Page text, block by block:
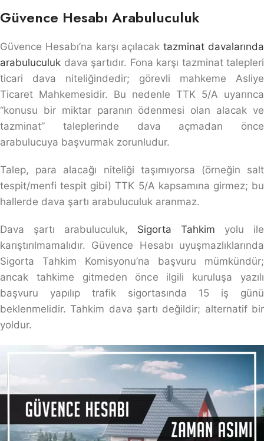
Güvence Hesabı Arabuluculuk
Güvence Hesabı’na karşı açılacaktazminat davalarında
arabuluculuk dava şartıdır. Fona karşı tazminat talepleri
ticari dava niteliğindedir; görevli mahkeme Asliye
Ticaret Mahkemesidir. Bu nedenle TTK 5/A uyarınca
“konusu bir miktar paranın ödenmesi olan alacak ve
tazminat” taleplerinde dava açmadan önce
arabulucuya başvurmak zorunludur.
Talep, para alacağı niteliği taşımıyorsa (örneğin salt
tespit/menfi tespit gibi) TTK 5/A kapsamına girmez; bu
hallerde dava şartı arabuluculuk aranmaz.
Dava şartı arabuluculuk, Sigorta Tahkim yolu ile
karıştırılmamalıdır. Güvence Hesabı uyuşmazlıklarında
Sigorta Tahkim Komisyonu’na başvuru mümkündür;
ancak tahkime gitmeden önce ilgili kuruluşa yazılı
başvuru yapılıp trafik sigortasında 15 iş günü
beklenmelidir. Tahkim dava şartı değildir; alternatif bir
yoldur.